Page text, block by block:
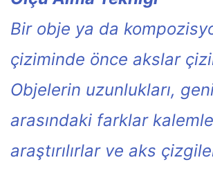
Bir obje ya da
çiziminde önce akslar
Objelerin uzunlukları,
arasındaki farklar kalemle
araştırılırlar ve aks